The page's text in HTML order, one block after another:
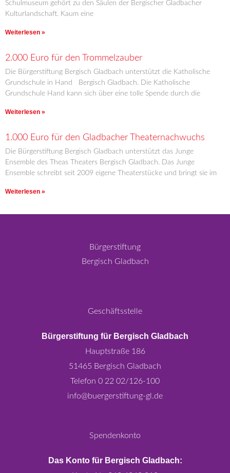
Schulmuseum gehört zu den Säulen der Bergischer Gladbacher
Kulturlandschaft. Kaum eine
Weiterlesen »
2.000 Euro für den Trommelzauber
Die Bürgerstiftung Bergisch Gladbach unterstützt die Katholische
Grundschule in Hand Bergisch Gladbach. Die Katholische
Grundschule Hand kann sich über eine tolle Spende durch die
Weiterlesen »
1.000 Euro für den Gladbacher Theaternachwuchs
Die Bürgerstiftung Bergisch Gladbach unterstützt das Junge
Ensemble des Theas Theaters Bergisch Gladbach. Das Junge
Ensemble schreibt seit 2009 eigene Theaterstücke und bringt sie im
Weiterlesen »
Bürgerstiftung
Bergisch Gladbach
Geschäftsstelle
Bürgerstiftung für Bergisch Gladbach
Hauptstraße 186
51465 Bergisch Gladbach
Telefon 0 22 02/126-100
info@buergerstiftung-gl.de
Spendenkonto
Das Konto für Bergisch Gladbach: